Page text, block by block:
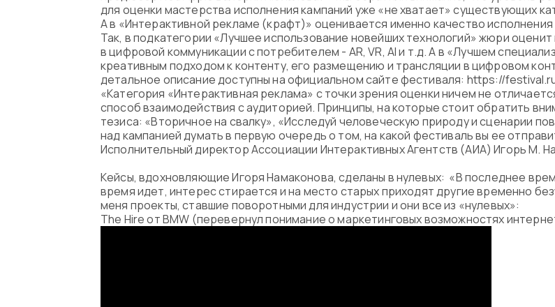
для оценки мастерства исполнения кампаний уже «не хватает» существующих
А в «Интерактивной рекламе (крафт)» оценивается именно качество исполнения
Так, в подкатегории «Лучшее использование новейших технологий» жюри
в цифровой коммуникации с потребителем - AR, VR, AI и т.д. А в «Лучшем
креативным подходом к контенту, его размещению и трансляции в цифровом
детальное описание доступны на официальном сайте фестиваля: https://
«Категория «Интерактивная реклама» с точки зрения оценки ничем не
способ взаимодействия с аудиторией. Принципы, на которые стоит обратить
тезиса: «Вторичное на свалку», «Исследуй человеческую природу и сценарии
над кампанией думать в первую очередь о том, на какой фестиваль вы ее
Исполнительный директор Ассоциации Интерактивных Агентств (АИА) Игорь М.
Кейсы, вдохновляющие Игоря Намаконова, сделаны в нулевых: «В последнее
время идет, интерес стирается и на место старых приходят другие временно
меня проекты, ставшие поворотными для индустрии и они все из «нулевых»:
The Hire от BMW (перевернул понимание о маркетинговых возможностях